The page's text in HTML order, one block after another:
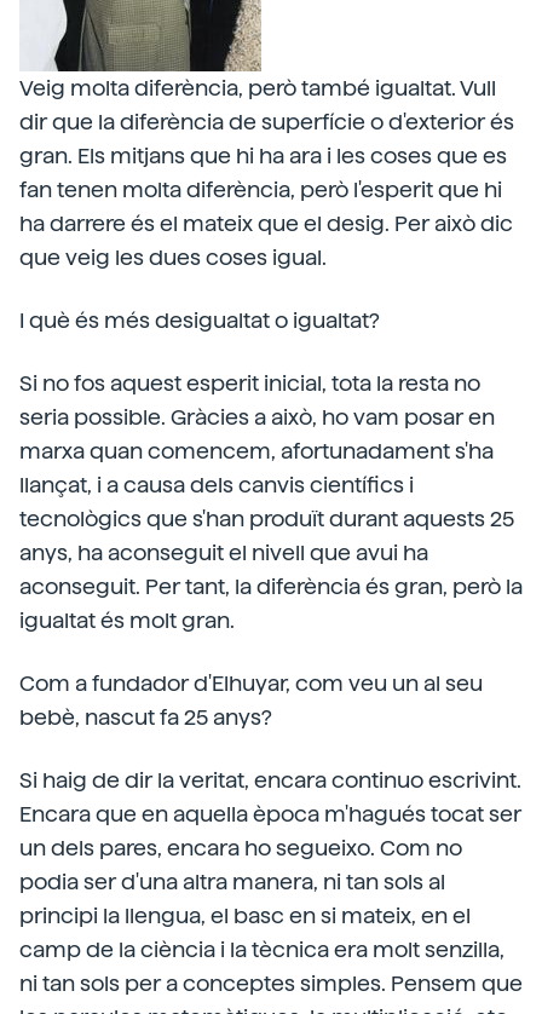
Veig molta diferència, però també igualtat. Vull
dir que la diferència de superfície o d'exterior és
gran. Els mitjans que hi ha ara i les coses que es
fan tenen molta diferència, però l'esperit que hi
ha darrere és el mateix que el desig. Per això dic
que veig les dues coses igual.
I què és més desigualtat o igualtat?
Si no fos aquest esperit inicial, tota la resta no
seria possible. Gràcies a això, ho vam posar en
marxa quan comencem, afortunadament s'ha
llançat, i a causa dels canvis científics i
tecnològics que s'han produït durant aquests 25
anys, ha aconseguit el nivell que avui ha
aconseguit. Per tant, la diferència és gran, però la
igualtat és molt gran.
Com a fundador d'Elhuyar, com veu un al seu
bebè, nascut fa 25 anys?
Si haig de dir la veritat, encara continuo escrivint.
Encara que en aquella època m'hagués tocat ser
un dels pares, encara ho segueixo. Com no
podia ser d'una altra manera, ni tan sols al
principi la llengua, el basc en si mateix, en el
camp de la ciència i la tècnica era molt senzilla,
ni tan sols per a conceptes simples. Pensem que